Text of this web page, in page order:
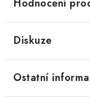
Hodnocení
Diskuze
Ostatní